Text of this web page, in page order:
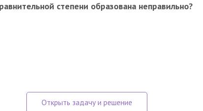
степени образована неправильно?